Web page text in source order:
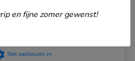
MLS
SKG2
en fijne zomer gewenst!
Stel voorkeuren in